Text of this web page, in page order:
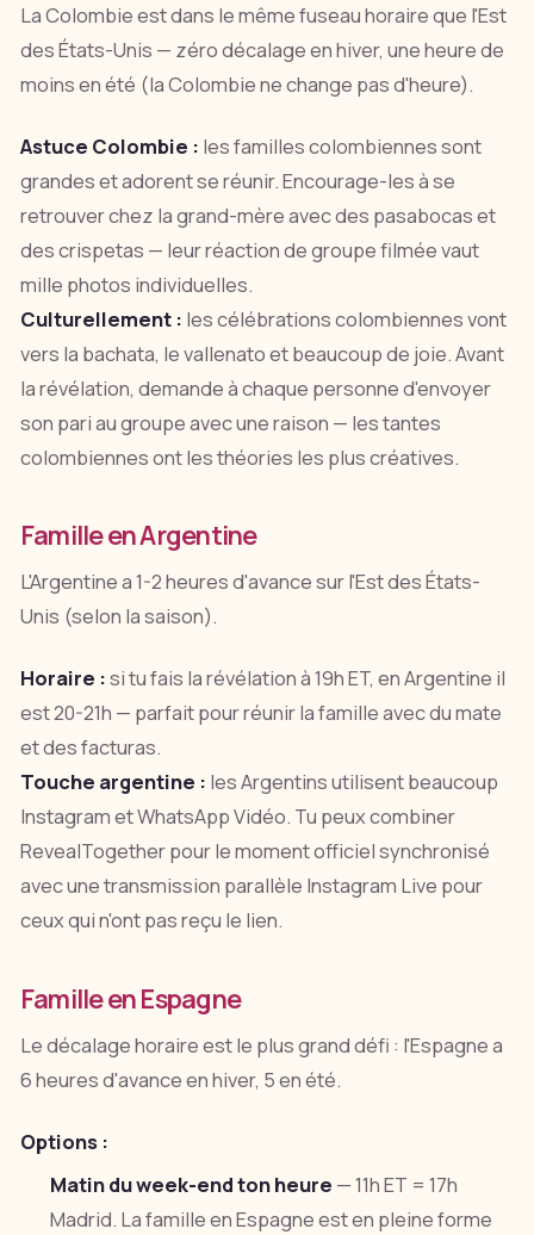
La Colombie est dans le même fuseau horaire que l'Est
des États-Unis — zéro décalage en hiver, une heure de
moins en été (la Colombie ne change pas d'heure).
Astuce Colombie : les familles colombiennes sont
grandes et adorent se réunir. Encourage-les à se
retrouver chez la grand-mère avec des pasabocas et
des crispetas — leur réaction de groupe filmée vaut
mille photos individuelles.
Culturellement : les célébrations colombiennes vont
vers la bachata, le vallenato et beaucoup de joie. Avant
la révélation, demande à chaque personne d'envoyer
son pari au groupe avec une raison — les tantes
colombiennes ont les théories les plus créatives.
Famille en Argentine
L'Argentine a 1-2 heures d'avance sur l'Est des États-
Unis (selon la saison).
Horaire :si tu fais la révélation à 19h ET, en Argentine il
est 20-21h — parfait pour réunir la famille avec du mate
et des facturas.
Touche argentine : les Argentins utilisent beaucoup
Instagram et WhatsApp Vidéo. Tu peux combiner
RevealTogether pour le moment officiel synchronisé
avec une transmission parallèle Instagram Live pour
ceux qui n'ont pas reçu le lien.
Famille en Espagne
Le décalage horaire est le plus grand défi : l'Espagne a
6 heures d'avance en hiver, 5 en été.
Options :
Matin du week-end ton heure — 11h ET = 17h
Madrid. La famille en Espagne est en pleine forme